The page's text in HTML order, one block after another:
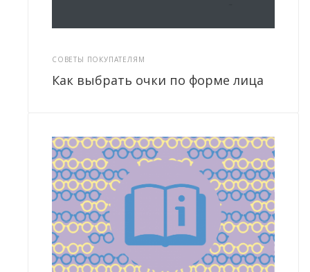
СОВЕТЫ ПОКУПАТЕЛЯМ
Как выбрать очки по форме лица